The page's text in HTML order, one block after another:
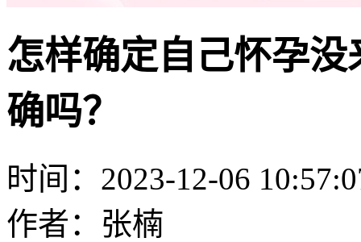
怎样确定自己怀孕
确吗？
时间：2023-12-06
作者：张楠